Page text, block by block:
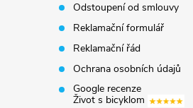
Odstoupení od smlouvy
Reklamační formulář
Reklamační řád
Ochrana osobních údajů
Google recenze
Život s bicyklom